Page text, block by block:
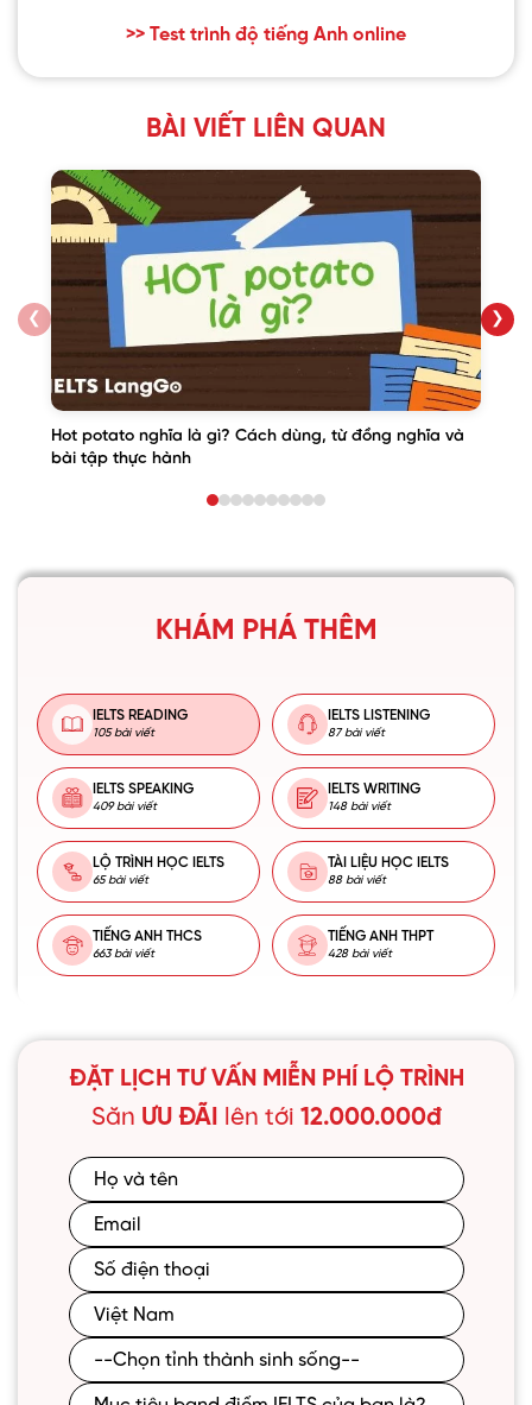
>> Test trình độ tiếng Anh online
BÀI VIẾT LIÊN QUAN
❮
Hot potato nghĩa là gì? Cách dùng, từ đồng nghĩa và
bài tập thực hành
❯
KHÁM PHÁ THÊM
IELTS READING
105 bài viết
IELTS LISTENING
87 bài viết
IELTS SPEAKING
409 bài viết
IELTS WRITING
148 bài viết
LỘ TRÌNH HỌC IELTS
65 bài viết
TÀI LIỆU HỌC IELTS
88 bài viết
TIẾNG ANH THCS
663 bài viết
TIẾNG ANH THPT
428 bài viết
ĐẶT LỊCH TƯ VẤN MIỄN PHÍ LỘ TRÌNH
Săn ƯU ĐÃI lên tới 12.000.000đ